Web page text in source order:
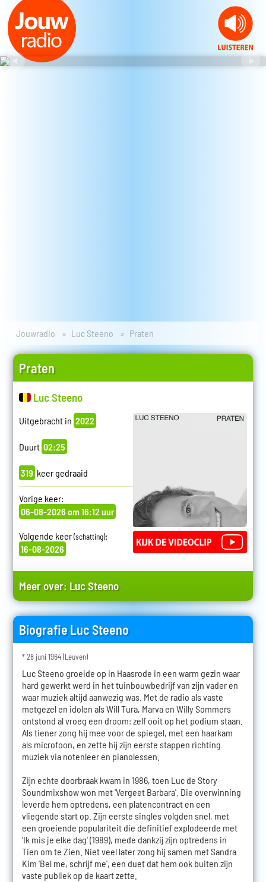
Jouwradio Luc Steeno Praten
Praten
Luc Steeno
Uitgebracht in 2022
Duurt 02:25
319 keer gedraaid
Vorige keer:
06-08-2026 om 16:12 uur
Volgende keer(schatting):
16-08-2026
Meer over: Luc Steeno
Biografie Luc Steeno
* 28 juni 1964 (Leuven)
Luc Steeno groeide op in Haasrode in een warm gezin waar
hard gewerkt werd in het tuinbouwbedrijf van zijn vader en
waar muziek altijd aanwezig was. Met de radio als vaste
metgezel en idolen als Will Tura, Marva en Willy Sommers
ontstond al vroeg een droom: zelf ooit op het podium staan.
Als tiener zong hij mee voor de spiegel, met een haarkam
als microfoon, en zette hij zijn eerste stappen richting
muziek via notenleer en pianolessen.
Zijn echte doorbraak kwam in 1986, toen Luc de Story
Soundmixshow won met 'Vergeet Barbara'. Die overwinning
leverde hem optredens, een platencontract en een
vliegende start op. Zijn eerste singles volgden snel, met
een groeiende populariteit die definitief explodeerde met
'Ik mis je elke dag' (1989), mede dankzij zijn optredens in
Tien om te Zien. Niet veel later zong hij samen met Sandra
Kim 'Bel me, schrijf me', een duet dat hem ook buiten zijn
vaste publiek op de kaart zette.